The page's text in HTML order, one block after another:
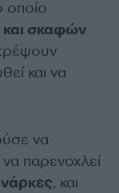
οποίο
και σκαφών
και να
να
να παρενοχλεί
νάρκες, και